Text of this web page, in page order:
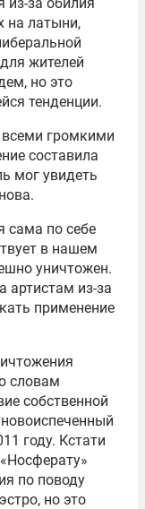
на латыни,
жителей
но это
тенденции.
всеми громкими
составила
мог увидеть
сама по себе
в нашем
уничтожен.
артистам из-за
применение
словам
собственной
году. Кстати
по поводу
но это